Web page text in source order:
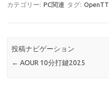
カテゴリー: PC関連 タグ:
投稿ナビゲーション
← AOUR 10分打鍵2025